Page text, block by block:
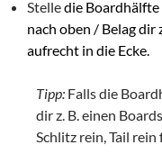
Stelledie
nach oben / Belag dir
aufrecht in die Ecke.
Tipp: Falls die
dir z. B. einen
Schlitz rein, Tail rein